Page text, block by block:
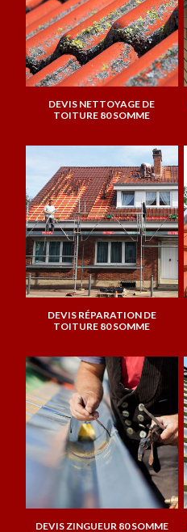
DEVIS NETTOYAGE DE
TOITURE 80 SOMME
DEVIS RÉPARATION DE
TOITURE 80 SOMME
DEVIS ZINGUEUR 80 SOMME